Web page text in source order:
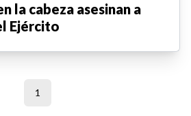
la cabeza asesinan a
Ejército
1